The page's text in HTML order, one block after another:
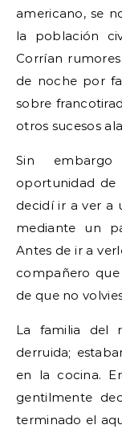
americano, se
la población
Corrían
de noche por
sobre
otros sucesos
Sin
oportunidad de
decidí ir a ver a
mediante un
Antes de ir a
compañero que
de que no
La familia del
derruida;
en la cocina.
gentilmente
terminado el